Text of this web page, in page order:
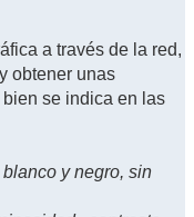
a través de la red,
obtener unas
se indica en las
y negro, sin